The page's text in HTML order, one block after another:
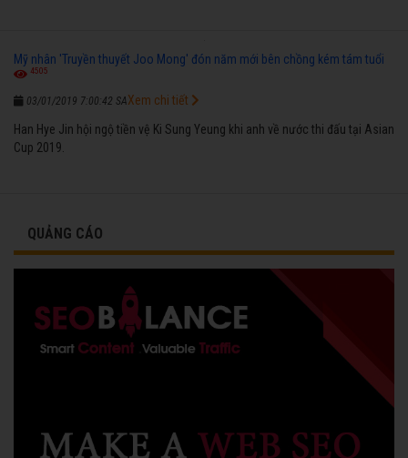
Mỹ nhân 'Truyền thuyết Joo Mong' đón năm mới bên chồng kém tám tuổi
4505
03/01/2019 7:00:42 SA
Han Hye Jin hội ngộ tiền vệ Ki Sung Yeung khi anh về nước thi đấu tại Asian
Cup 2019.
Xem chi tiết
QUẢNG CÁO